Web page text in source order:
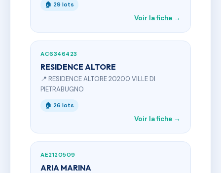
🏠 29 lots
Voir la fiche →
AC6346423
RESIDENCE ALTORE
📍 RESIDENCE ALTORE 20200 VILLE DI
PIETRABUGNO
🏠 26 lots
Voir la fiche →
AE2120509
ARIA MARINA